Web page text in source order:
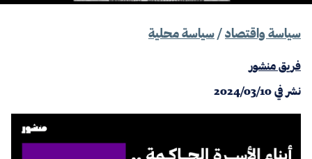
سياسة واقتصاد/ سياسة محلية
فريق منشور
نشر في2024/03/10